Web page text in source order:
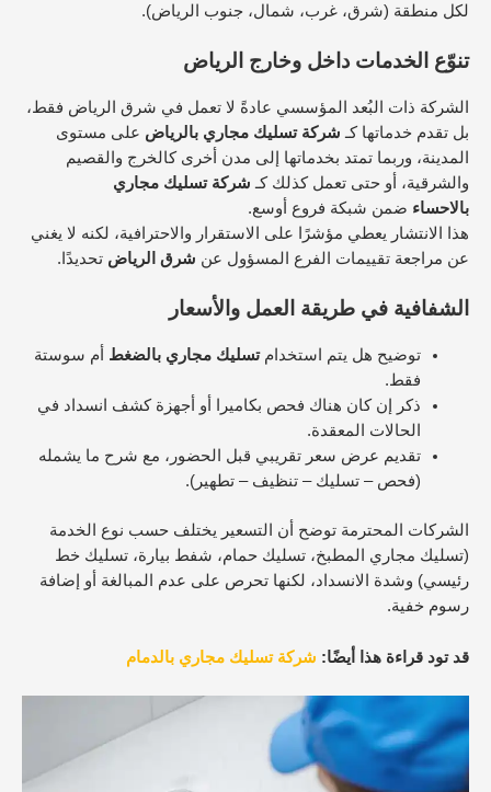
لكل منطقة (شرق، غرب، شمال، جنوب الرياض).​
تنوّع الخدمات داخل وخارج الرياض
الشركة ذات البُعد المؤسسي عادةً لا تعمل في شرق الرياض فقط،
بل تقدم خدماتها كـ شركة تسليك مجاري بالرياض على مستوى
المدينة، وربما تمتد بخدماتها إلى مدن أخرى كالخرج والقصيم
والشرقية، أو حتى تعمل كذلك كـ شركة تسليك مجاري
بالاحساء ضمن شبكة فروع أوسع.​
هذا الانتشار يعطي مؤشرًا على الاستقرار والاحترافية، لكنه لا يغني
عن مراجعة تقييمات الفرع المسؤول عن شرق الرياض تحديدًا.​
الشفافية في طريقة العمل والأسعار
توضيح هل يتم استخدامتسليك مجاري بالضغط أم سوستة
فقط.
ذكر إن كان هناك فحص بكاميرا أو أجهزة كشف انسداد في
الحالات المعقدة.
تقديم عرض سعر تقريبي قبل الحضور، مع شرح ما يشمله
(فحص – تسليك – تنظيف – تطهير).​
الشركات المحترمة توضح أن التسعير يختلف حسب نوع الخدمة
(تسليك مجاري المطبخ، تسليك حمام، شفط بيارة، تسليك خط
رئيسي) وشدة الانسداد، لكنها تحرص على عدم المبالغة أو إضافة
رسوم خفية.​
قد تود قراءة هذا أيضًا: شركة تسليك مجاري بالدمام